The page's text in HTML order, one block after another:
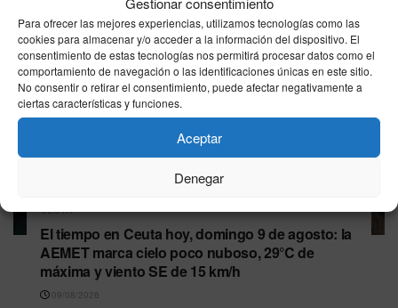
Para ofrecer las mejores experiencias, utilizamos tecnologías como las
cookies para almacenar y/o acceder a la información del dispositivo. El
consentimiento de estas tecnologías nos permitirá procesar datos como el
comportamiento de navegación o las identificaciones únicas en este sitio.
No consentir o retirar el consentimiento, puede afectar negativamente a
ciertas características y funciones.
Aceptar
Denegar
CEUTA
El tiempo en Ceuta hoy, domingo 9 de agosto: la
AEMET marca cielo poco nuboso, 29°C de
máxima y viento SE de 15 km/h
09/08/2026